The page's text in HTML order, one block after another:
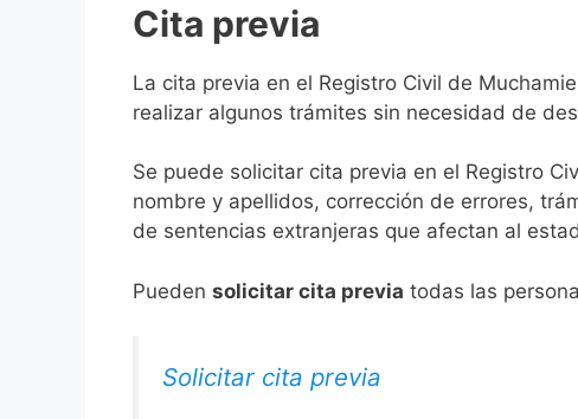
Cita previa
​​​​​​​​​​​​​​​​​​​​​​​​​​​​La cita previa en el Registro Civil de
realizar algunos trámites sin necesidad de
Se puede solicitar cita previa en el Registro
nombre y apellidos, corrección de errores,
de sentencias extranjeras que afectan al
​Pueden solicitar cita previa todas las
Solicitar cita previa